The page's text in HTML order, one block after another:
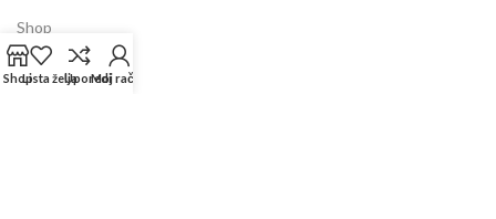
Shop
INFORMACIJE
ShopLista željaUporediMoj račun